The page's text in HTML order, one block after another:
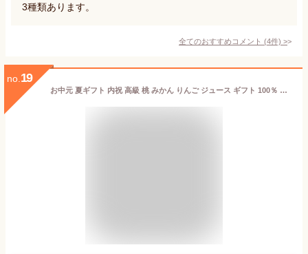
3種類あります。
全てのおすすめコメント (4件) >
no. 19
お中元 夏ギフト 内祝 高級 桃 みかん りんご ジュース ギフト 100％ みかん ストレート フルーツジュース 詰め合わせ 1L×6本 送料無料 一部地域を除く ギフト包装不可 のし対応不可